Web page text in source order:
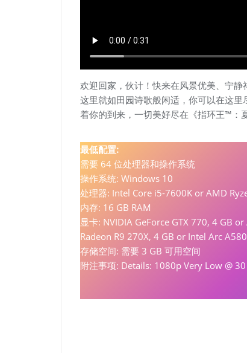
欢迎回家，伙计！快来在风景优美、宁
这里就如田园诗歌般闲适，你可以在这
着你的到来，一切美好尽在《指环王™：
最低配置:
需要 64 位处理器和操作系统
操作系统: Windows 10
处理器: Intel Core i5-7600K or AMD
内存: 16 GB RAM
显卡: NVIDIA GeForce GTX 770, 4 GB or
Radeon R9 270X, 4 GB or Intel Arc
存储空间: 需要 3 GB 可用空间
附注事项: Details: 1080p Very Low @ 30